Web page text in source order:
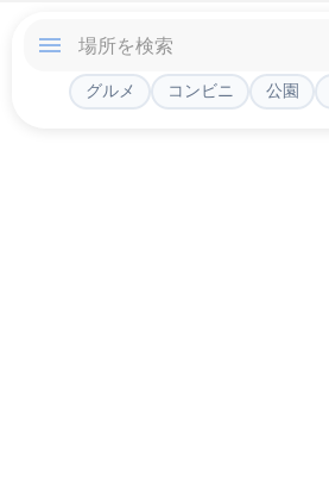
グルメ コンビニ 公園